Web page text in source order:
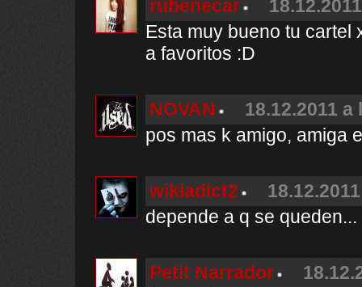
rubenecar
Esta muy bueno tu cartel
a favoritos :D
NOVAN
18.12.2011 a
pos mas k amigo, amiga
wikiadict2
depende a q se queden...
Petit Narrador